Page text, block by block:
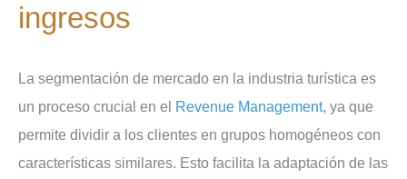
ingresos
La segmentación de mercado en la industria turística es
un proceso crucial en el
Revenue Management, ya que
permite dividir a los clientes en grupos homogéneos con
características similares. Esto facilita la adaptación de las